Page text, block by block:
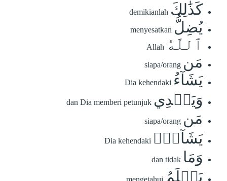
كَذَٰلِكَ demikianlah
يُضِلُّ menyesatkan
ٱللَّهُ Allah
مَن siapa/orang
يَشَآءُ Dia kehendaki
وَيَهۡدِي dan Dia memberi petunjuk
مَن siapa/orang
يَشَآءُۚ Dia kehendaki
وَمَا dan tidak
يَعۡلَمُ mengetahui